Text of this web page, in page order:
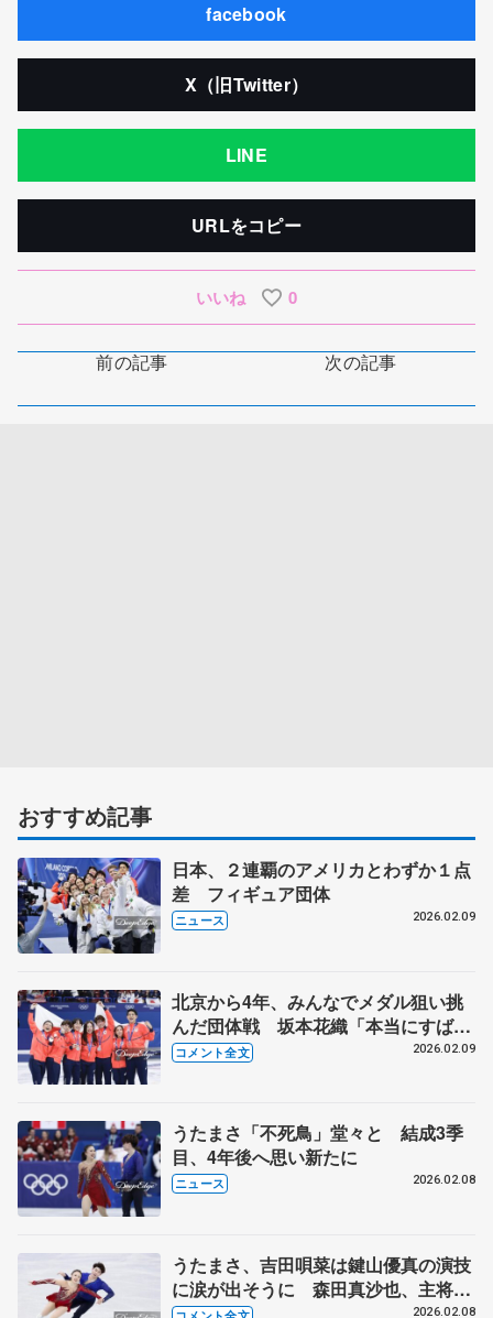
facebook
X（旧Twitter）
LINE
URLをコピー
いいね 0
前の記事 次の記事
おすすめ記事
日本、２連覇のアメリカとわずか１点
差 フィギュア団体
ニュース 2026.02.09
北京から4年、みんなでメダル狙い挑
んだ団体戦 坂本花織「本当にすばら
しい選手ばっか」【ミラノ五輪団体戦
コメント全文 2026.02.09
うたまさ「不死鳥」堂々と 結成3季
目、4年後へ思い新たに
ニュース 2026.02.08
うたまさ、吉田唄菜は鍵山優真の演技
に涙が出そうに 森田真沙也、主将ら
2026.02.08